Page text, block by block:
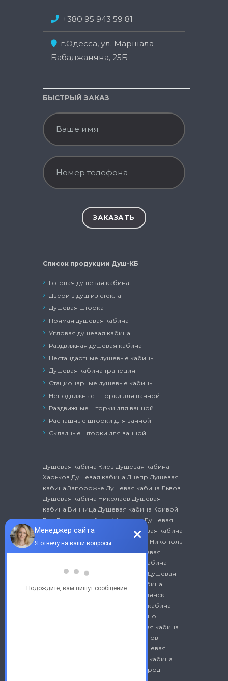
+380 95 943 59 81
г.Одесса, ул. Маршала
Бабаджаняна, 25Б
БЫСТРЫЙ ЗАКАЗ
Список продукции Душ-КБ
Готовая душевая кабина
Двери в душ из стекла
Душевая шторка
Прямая душевая кабина
Угловая душевая кабина
Раздвижная душевая кабина
Нестандартные душевые кабины
Душевая кабина трапеция
Стационарные душевые кабины
Неподвижные шторки для ванной
Раздвижные шторки для ванной
Распашные шторки для ванной
Складные шторки для ванной
Душевая кабина Киев Душевая кабина
Харьков Душевая кабина Днепр Душевая
кабина Запорожье Душевая кабина Львов
Душевая кабина Николаев Душевая
кабина Винница Душевая кабина Кривой
РогДушевая кабина ЖитомирДушевая
кабина Ивано-Франковск
Душевая кабина
Белая ЦерковьДушевая кабина Никополь
Душевая кабина БердянскДушевая
Душевая кабина
БроварыДушевая кабина Луцк Душевая
кабина Краматорск Душевая кабина
Душевая кабина Славянск
Душевая кабина
Душевая кабина Ровно
Душевая кабина
Душевая кабина Чернигов
Душевая
Душевая кабина
Душевая кабина Ужгород